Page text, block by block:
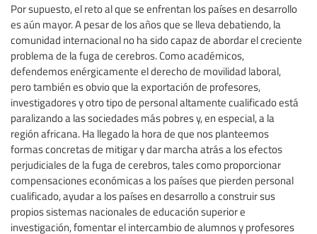
Por supuesto, el reto al que se enfrentan los países en desarrollo
es aún mayor. A pesar de los años que se lleva debatiendo, la
comunidad internacional no ha sido capaz de abordar el creciente
problema de la fuga de cerebros. Como académicos,
defendemos enérgicamente el derecho de movilidad laboral,
pero también es obvio que la exportación de profesores,
investigadores y otro tipo de personal altamente cualificado está
paralizando a las sociedades más pobres y, en especial, a la
región africana. Ha llegado la hora de que nos planteemos
formas concretas de mitigar y dar marcha atrás a los efectos
perjudiciales de la fuga de cerebros, tales como proporcionar
compensaciones económicas a los países que pierden personal
cualificado, ayudar a los países en desarrollo a construir sus
propios sistemas nacionales de educación superior e
investigación, fomentar el intercambio de alumnos y profesores